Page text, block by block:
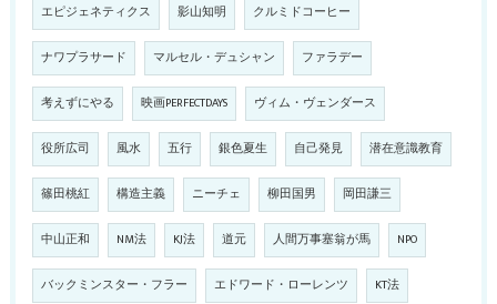
エピジェネティクス 影山知明 クルミドコーヒー
ナワプラサード マルセル・デュシャン ファラデー
考えずにやる 映画PERFECTDAYS ヴィム・ヴェンダース
役所広司 風水 五行 銀色夏生 自己発見 潜在意識教育
篠田桃紅 構造主義 ニーチェ 柳田国男 岡田謙三
中山正和 NM法 KJ法 道元 人間万事塞翁が馬 NPO
バックミンスター・フラー エドワード・ローレンツ KT法